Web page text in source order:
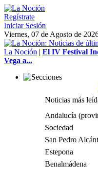
Regístrate
Iniciar Sesión
Viernes, 07 de Agosto de
La Noción | El IV Festival
Vega a...
Noticias más
Andalucía
Sociedad
San Pedro
Estepona
Benalmádena